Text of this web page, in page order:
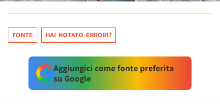
FONTE HAI NOTATO ERRORI?
Aggiungici come fonte preferita
su Google